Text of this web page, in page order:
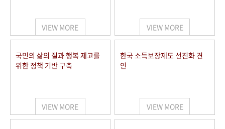
VIEW MORE VIEW MORE
국민의 삶의 질과 행복 제고를
위한 정책 기반 구축
VIEW MORE
한국 소득보장제도 선진화 견
인
VIEW MORE